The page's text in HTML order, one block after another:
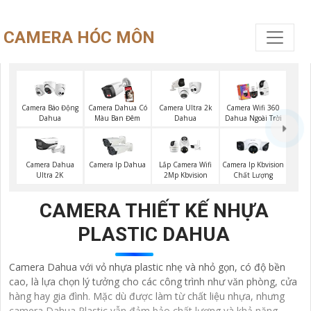
CAMERA HÓC MÔN
Camera Báo Động
Dahua
Camera Dahua Có
Màu Ban Đêm
Camera Ultra 2k
Dahua
Camera Wifi 360
Dahua Ngoài Trời
Camera Dahua
Ultra 2K
Camera Ip Dahua
Lắp Camera Wifi
2Mp Kbvision
Camera Ip Kbvision
Chất Lượng
CAMERA THIẾT KẾ NHỰA
PLASTIC DAHUA
Camera Dahua với vỏ nhựa plastic nhẹ và nhỏ gọn, có độ bền
cao, là lựa chọn lý tưởng cho các công trình như văn phòng, cửa
hàng hay gia đình. Mặc dù được làm từ chất liệu nhựa, nhưng